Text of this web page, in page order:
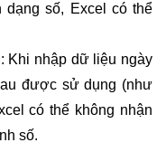
dạng số, Excel có thể
Khi nhập dữ liệu ngày
được sử dụng (như
có thể không nhận
số.